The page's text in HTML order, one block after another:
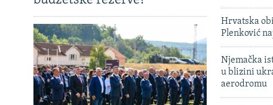
Hrvatska
Plenković
Njemačka
u blizini
aerodromu